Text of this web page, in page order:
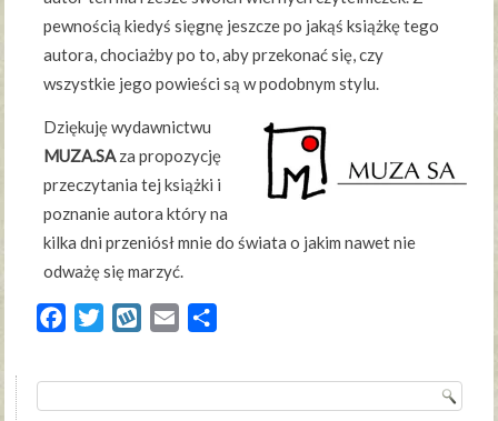
pewnością kiedyś sięgnę jeszcze po jakąś książkę tego
autora, chociażby po to, aby przekonać się, czy
wszystkie jego powieści są w podobnym stylu.
Dziękuję wydawnictwu
MUZA.SAza propozycję
przeczytania tej książki i
poznanie autora który na
kilka dni przeniósł mnie do świata o jakim nawet nie
odważę się marzyć.
FacebookTwitterWykopEmail